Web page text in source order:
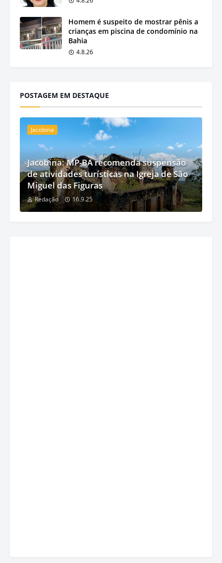
Homem é suspeito de mostrar pênis a
crianças em piscina de condomínio na
Bahia
4.8.26
POSTAGEM EM DESTAQUE
Jacobina
Jacobina: MP-BA recomenda suspensão
de atividades turísticas na Igreja de São
Miguel das Figuras
Redação 16.9.25